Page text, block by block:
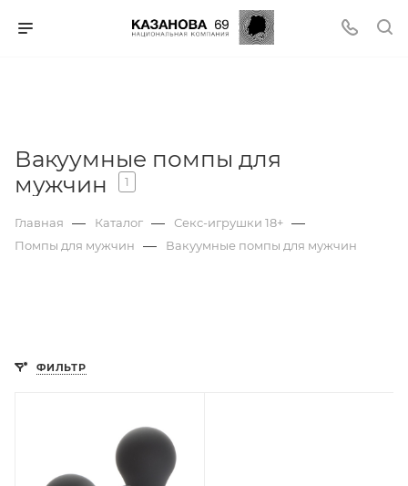
Вакуумные помпы для
мужчин
1
Главная — Каталог — Секс-игрушки 18+ —
Помпы для мужчин — Вакуумные помпы для мужчин
ФИЛЬТР